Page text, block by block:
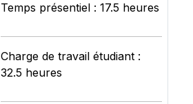
Temps présentiel : 17.5 heures
Charge de travail étudiant :
32.5 heures